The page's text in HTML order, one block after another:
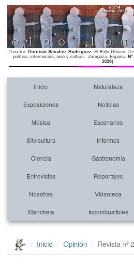
Director: Dionisio Sánchez Rodríguez. El Pollo Urbano.
política, información, ocio y cultura . Zaragoza. España.
2026).
Inicio Naturaleza
Exposiciones Noticias
Música Escenarios
Silvicultura Informes
Ciencia Gastronomía
Entrevistas Reportajes
Nosotras Videoteca
Mancheta Incombustibles
Inicio Opinión Revista nº